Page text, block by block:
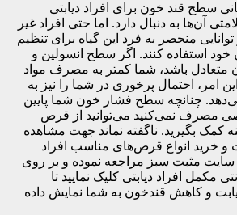
سطح قند خون برای افراد دیابتی
آن‌ها به دنبال دارد. اما حتی افراد غیر
توانایی منحصر به فرد این گیاه برای تنظیم
استفاده کنند. اگر سطح انسولین و
باشد، شما کمتر به مصرف مواد
امر، احتمال پرخوری در شما را نیز به
چنانچه سطح فشار خون شما پایین
مصرف نمی‌کنید می‌توانید از قرص
کمک بگیرید. ناگفته نماند جهت مشاهده
و خرید انواع قرص‌های مناسب افراد
سایت مثبت سبز مراجعه نموده و بر روی
مکمل افراد دیابتی کلیک نمایید تا
و کاهش قندخون به شما نمایش داده